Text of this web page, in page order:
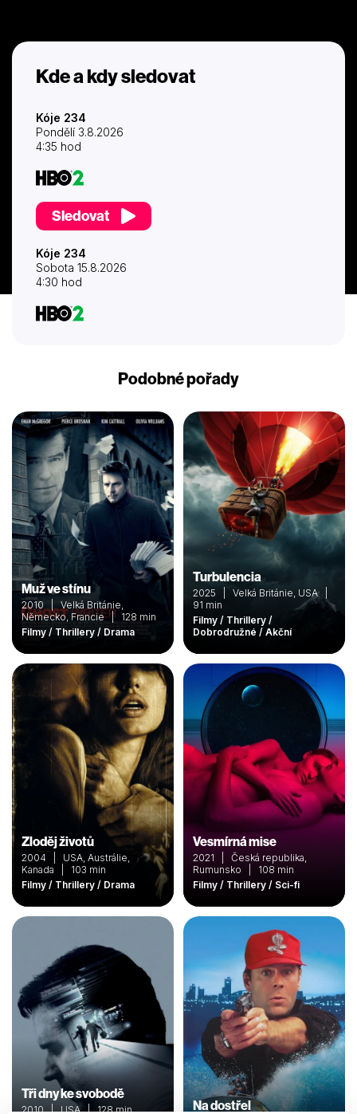
Kde a kdy sledovat
Kóje 234
Pondělí 3.8.2026
4:35 hod
Sledovat
Kóje 234
Sobota 15.8.2026
4:30 hod
Podobné pořady
Muž ve stínu
2010 | Velká Británie,
Německo, Francie | 128 min
Filmy / Thrillery / Drama
Turbulencia
2025 | Velká Británie, USA |
91 min
Filmy / Thrillery /
Dobrodružné / Akční
Zloděj životů
2004 | USA, Austrálie,
Kanada | 103 min
Filmy / Thrillery / Drama
Vesmírná mise
2021 | Česká republika,
Rumunsko | 108 min
Filmy / Thrillery / Sci-fi
Tři dny ke svobodě
2010 | USA | 128 min Na dostřel